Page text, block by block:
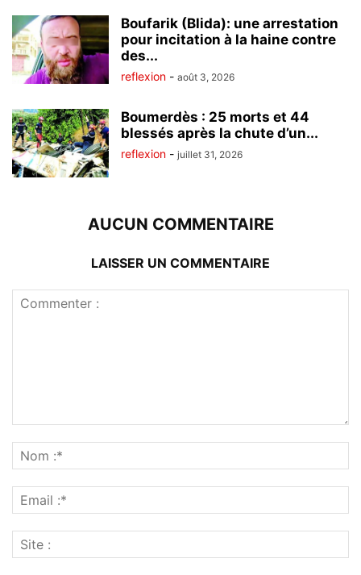
Boufarik (Blida): une arrestation
pour incitation à la haine contre
des...
reflexion - août 3, 2026
Boumerdès : 25 morts et 44
blessés après la chute d’un...
reflexion - juillet 31, 2026
AUCUN COMMENTAIRE
LAISSER UN COMMENTAIRE